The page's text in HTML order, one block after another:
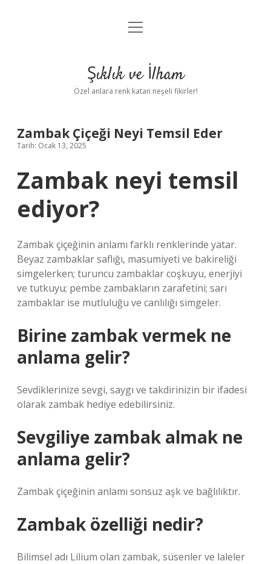
Anasayfa
Yasal Uyarı
menüyü
Şıklık ve İlham
Özel anlara renk katan neşeli fikirler!
Zambak Çiçeği Neyi Temsil Eder
Tarih: Ocak 13, 2025
Zambak neyi temsil
ediyor?
Zambak çiçeğinin anlamı farklı renklerinde yatar.
Beyaz zambaklar saflığı, masumiyeti ve bakireliği
simgelerken; turuncu zambaklar coşkuyu, enerjiyi
ve tutkuyu; pembe zambakların zarafetini; sarı
zambaklar ise mutluluğu ve canlılığı simgeler.
Birine zambak vermek ne
anlama gelir?
Sevdiklerinize sevgi, saygı ve takdirinizin bir ifadesi
olarak zambak hediye edebilirsiniz.
Sevgiliye zambak almak ne
anlama gelir?
Zambak çiçeğinin anlamı sonsuz aşk ve bağlılıktır.
Zambak özelliği nedir?
Bilimsel adı Lilium olan zambak, süsenler ve laleler